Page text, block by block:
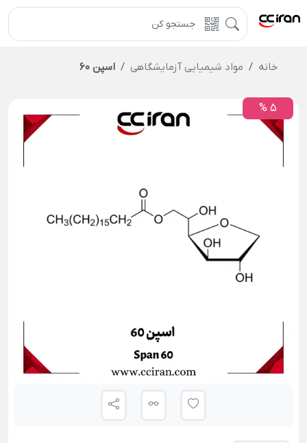
خانه مواد شیمیایی آزمایشگاهی اسپن 60
5 %